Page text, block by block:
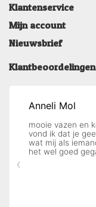
Klantenservice
Mijn account
Nieuwsbrief
Klantbeoordelingen